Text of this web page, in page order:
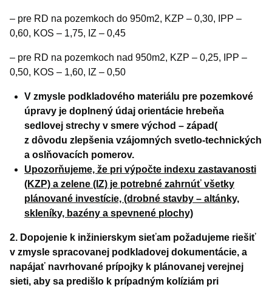
– pre RD na pozemkoch do 950m2, KZP – 0,30, IPP –
0,60, KOS – 1,75, IZ – 0,45
– pre RD na pozemkoch nad 950m2, KZP – 0,25, IPP –
0,50, KOS – 1,60, IZ – 0,50
V zmysle podkladového materiálu pre pozemkové
úpravy je doplnený údaj orientácie hrebeňa
sedlovej strechy v smere východ – západ(
z dôvodu zlepšenia vzájomných svetlo-technických
a oslňovacích pomerov.
Upozorňujeme, že pri výpočte indexu zastavanosti
(KZP) a zelene (IZ) je potrebné zahrnúť všetky
plánované investície, (drobné stavby – altánky,
skleníky, bazény a spevnené plochy)
2. Dopojenie k inžinierskym sieťam požadujeme riešiť
v zmysle spracovanej podkladovej dokumentácie, a
napájať navrhované prípojky k plánovanej verejnej
sieti, aby sa predišlo k prípadným kolíziám pri